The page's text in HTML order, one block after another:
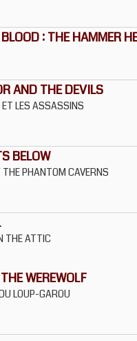
: THE HAMMER
AND THE DEVILS
ET LES ASSASSINS
BELOW
PHANTOM CAVERNS
THE ATTIC
WEREWOLF
LOUP-GAROU